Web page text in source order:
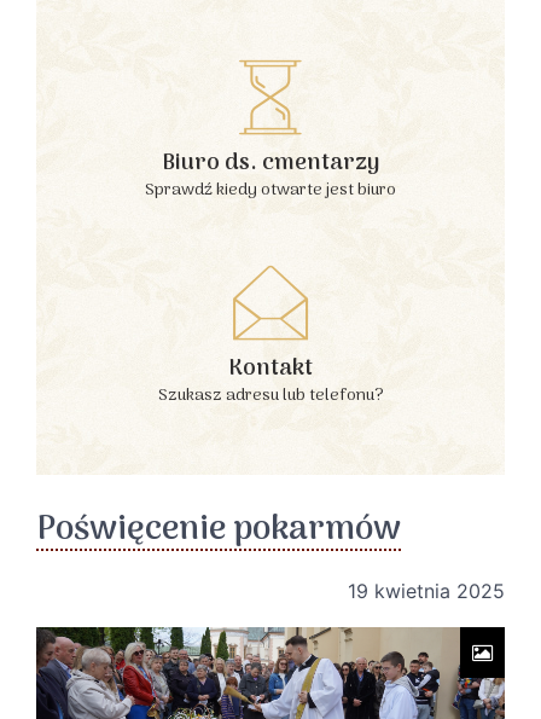
Biuro ds. cmentarzy
Sprawdź kiedy otwarte jest biuro
Kontakt
Szukasz adresu lub telefonu?
Poświęcenie pokarmów
19 kwietnia 2025